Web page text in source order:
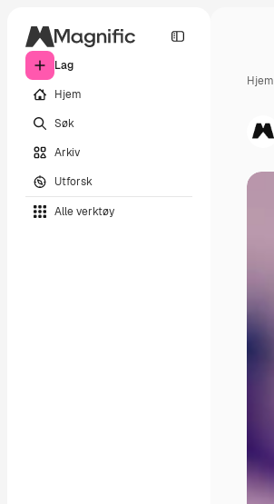
Lag
Hjem
Søk
Arkiv
Utforsk
Alle verktøy
Hjem